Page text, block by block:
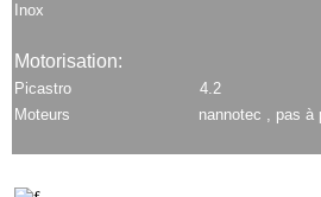
Inox
Motorisation:
Picastro 4.2
Moteurs nannotec , pas à